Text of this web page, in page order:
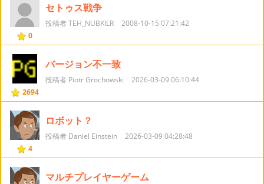
0
セトゥス戦争
投稿者 TEH_NUBKILR 2008-10-15 07:21:42
2694
バージョン不一致
投稿者 Piotr Grochowski 2026-03-09 06:10:44
4
ロボット？
投稿者 Daniel Einstein 2026-03-09 04:28:48
マルチプレイヤーゲーム